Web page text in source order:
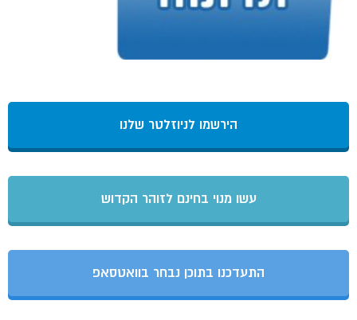
הירשמו לניוזלטר שלנו
עשו מנוי בחינם לזוהר הקדוש
התעדכנו בתוכן נבחר בוואטסאפ